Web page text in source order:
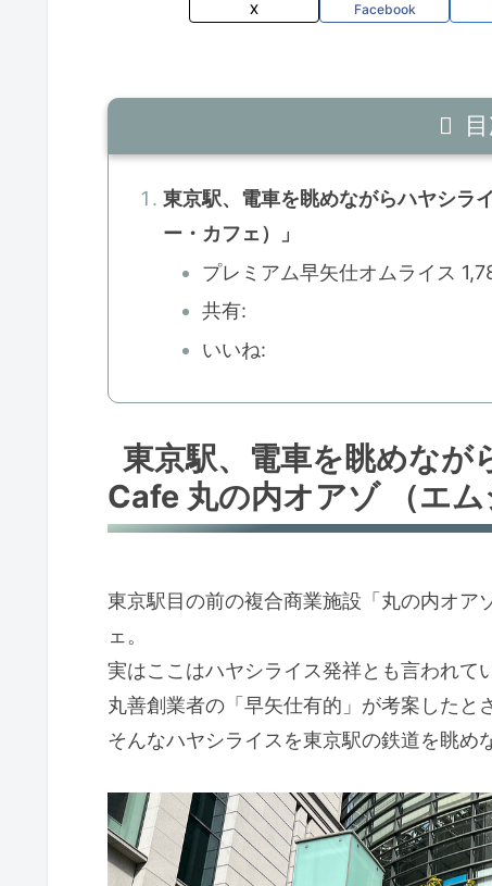
X Facebook
東京駅、電車を眺めながらハヤシラ
ー・カフェ）」
プレミアム早矢仕オムライス
共有:
いいね:
東京駅、電車を眺めなが
Cafe 丸の内オアゾ （エム
東京駅目の前の複合商業施設「丸の内オア
ェ。
実はここはハヤシライス発祥とも言われて
丸善創業者の「早矢仕有的」が考案したと
そんなハヤシライスを東京駅の鉄道を眺め